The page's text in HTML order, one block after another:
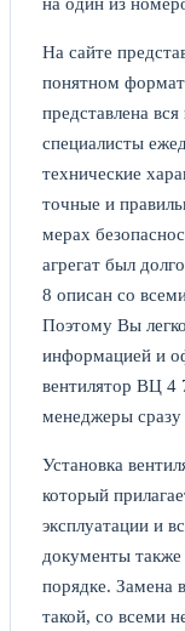
На сайте
понятном
представлена
специалисты
технические
точные и
мерах
агрегат был
8 описан со
Поэтому Вы
информацией и
вентилятор ВЦ 4
менеджеры сразу
Установка
который
эксплуатации и
документы также
порядке. Замена
такой, со всеми